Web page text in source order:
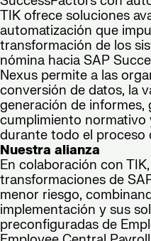
TIK ofrece soluciones
automatización que
transformación de los
nómina hacia SAP
Nexus permite a las
conversión de datos, la
generación de informes,
cumplimiento
durante todo el proceso
Nuestra alianza
En colaboración con
transformaciones de
menor riesgo,
implementación y sus
preconfiguradas de